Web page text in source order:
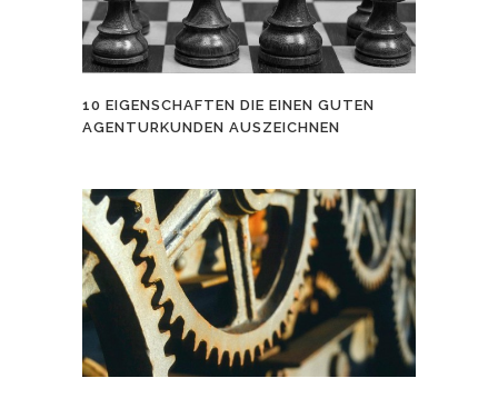
10 EIGENSCHAFTEN DIE EINEN GUTEN
AGENTURKUNDEN AUSZEICHNEN